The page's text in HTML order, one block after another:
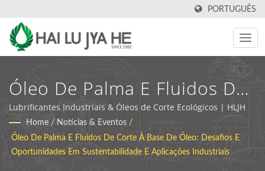
PORTUGUÊS
Óleo De Palma E Fluidos De
Corte À Base De Óleo:
Desafios E Oportunidades
Em Sustentabilidade E
Lubrificantes Industriais & Óleos de Corte Ecológicos | HLJH
Home / Notícias & Eventos /
Óleo De Palma E Fluidos De Corte À Base De Óleo: Desafios E
Oportunidades Em Sustentabilidade E Aplicações Industriais